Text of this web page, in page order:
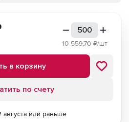
10 559,70 ₽/шт
в корзину
по счету
августа или раньше